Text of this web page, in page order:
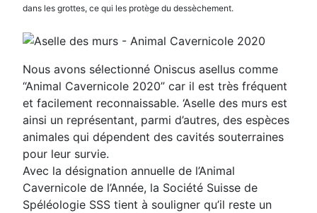
dans les grottes, ce qui les protège du dessèchement.
Nous avons sélectionné Oniscus asellus comme
“Animal Cavernicole 2020” car il est très fréquent
et facilement reconnaissable. ‘Aselle des murs est
ainsi un représentant, parmi d’autres, des espèces
animales qui dépendent des cavités souterraines
pour leur survie.
Avec la désignation annuelle de l’Animal
Cavernicole de l’Année, la Société Suisse de
Spéléologie SSS tient à souligner qu’il reste un